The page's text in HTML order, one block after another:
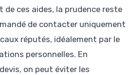
de ces aides, la prudence reste
de contacter uniquement
réputés, idéalement par le
personnelles. En
on peut éviter les